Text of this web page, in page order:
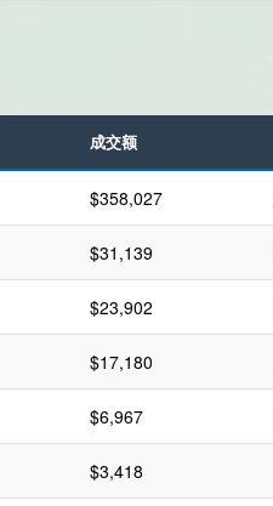
成交额
$358,027
$31,139
$23,902
$17,180
$6,967
$3,418